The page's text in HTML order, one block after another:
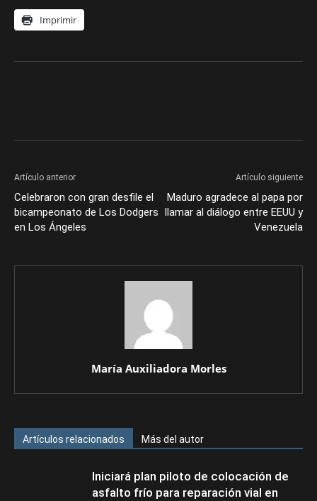
Imprimir
Artículo anterior
Celebraron con gran desfile el
bicampeonato de Los Dodgers
en Los Ángeles
Artículo siguiente
Maduro agradece al papa por
llamar al diálogo entre EEUU y
Venezuela
María Auxiliadora Morles
Artículos relacionados Más del autor
Iniciará plan piloto de colocación de
asfalto frío para reparación vial en